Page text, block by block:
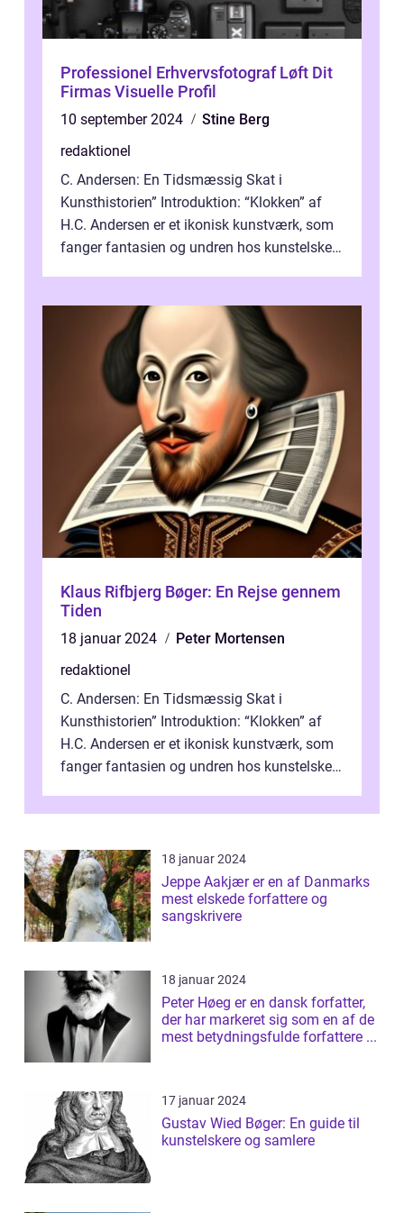
Professionel Erhvervsfotograf Løft Dit
Firmas Visuelle Profil
10 september 2024
Stine Berg
redaktionel
C. Andersen: En Tidsmæssig Skat i
Kunsthistorien” Introduktion: “Klokken” af
H.C. Andersen er et ikonisk kunstværk, som
fanger fantasien og undren hos kunstelskere
Klaus Rifbjerg Bøger: En Rejse gennem
Tiden
18 januar 2024
Peter Mortensen
redaktionel
C. Andersen: En Tidsmæssig Skat i
Kunsthistorien” Introduktion: “Klokken” af
H.C. Andersen er et ikonisk kunstværk, som
fanger fantasien og undren hos kunstelskere
18 januar 2024
Jeppe Aakjær er en af Danmarks
mest elskede forfattere og
sangskrivere
18 januar 2024
Peter Høeg er en dansk forfatter,
der har markeret sig som en af de
mest betydningsfulde forfattere ...
17 januar 2024
Gustav Wied Bøger: En guide til
kunstelskere og samlere